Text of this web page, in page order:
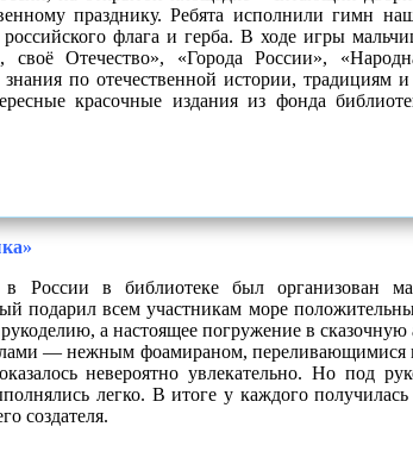
празднику. Ребята исполнили гимн
флага и герба. В ходе игры
своё Отечество», «Города России»,
по отечественной истории, традициям
красочные издания из фонда
в библиотеке был организован
подарил всем участникам море
а настоящее погружение в сказочную
— нежным фоамираном, переливающимися
невероятно увлекательно. Но под
легко. В итоге у каждого
создателя.